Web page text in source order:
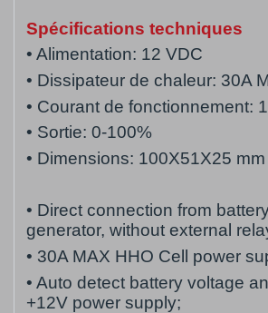
Spécifications techniques
• Alimentation: 12 VDC
• Dissipateur de chaleur: 30A
• Courant de fonctionnement:
• Sortie: 0-100%
• Dimensions: 100X51X25 mm
• Direct connection from
generator, without external
• 30A MAX HHO Cell power
• Auto detect battery voltage
+12V power supply;